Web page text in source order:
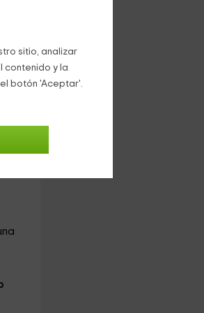
sitio, analizar
contenido y la
botón 'Aceptar'.